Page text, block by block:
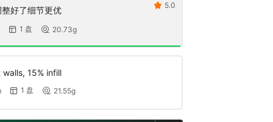
好了细节更优
 1 盘  20.73g
 5.0
15% infill
 1 盘  21.55g